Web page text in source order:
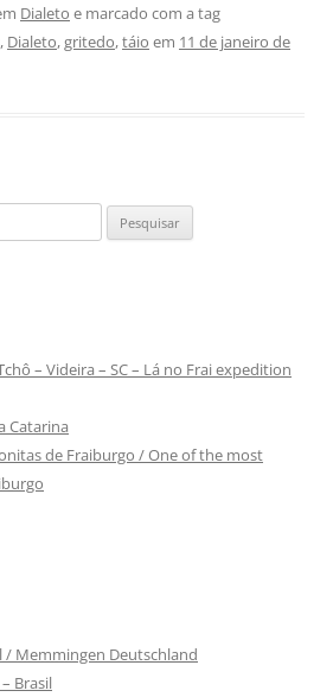
Dialeto e marcado com a tag
, Dialeto,gritedo,táio em 11 de janeiro de
– Videira – SC – Lá no Frai expedition
Catarina
de Fraiburgo / One of the most
/ Memmingen Deutschland
Brasil